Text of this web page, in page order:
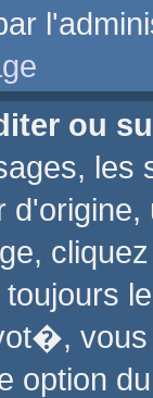
ou
toujours
option